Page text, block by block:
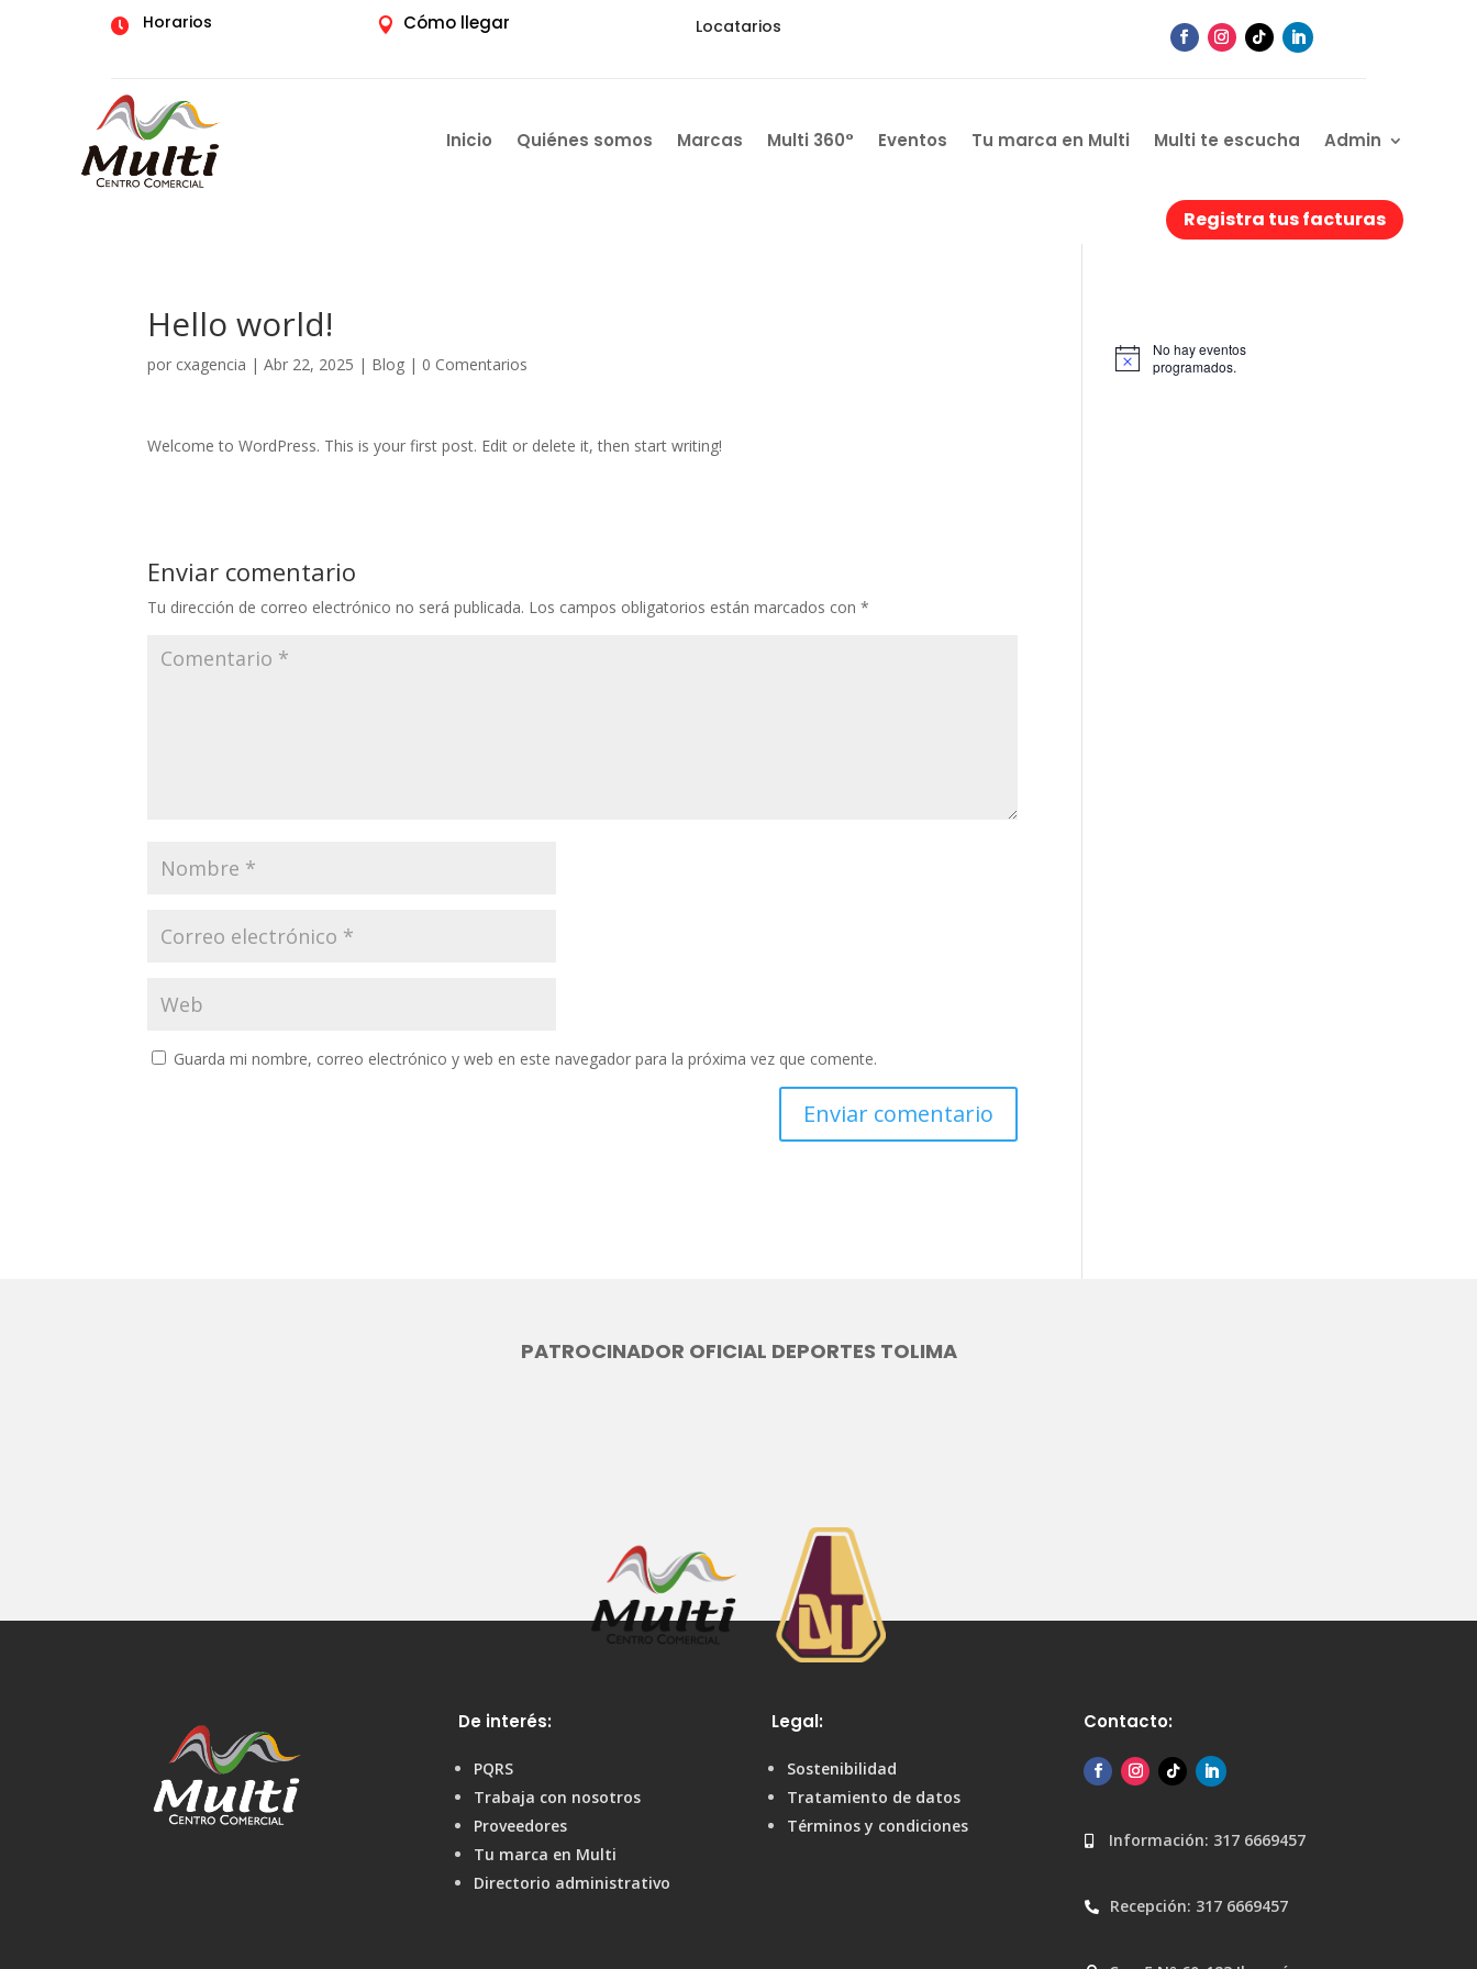
 Horarios  Cómo llegar Locatarios
Inicio Quiénes somos Marcas Multi 360° Eventos Tu marca en Multi Multi te escucha Admin
Registra tus facturas
Hello world!
por cxagencia |Abr 22, 2025 | Blog | 0 Comentarios
Welcome to WordPress. This is your first post. Edit or delete it, then start writing!
Enviar comentario
Tu dirección de correo electrónico no será publicada. Los campos obligatorios están marcados con*
Guarda mi nombre, correo electrónico y web en este navegador para la próxima vez que comente.
A
No hay eventos
programados.
PATROCINADOR OFICIAL DEPORTES TOLIMA
De interés:
PQRS
Trabaja con nosotros
Proveedores
Tu marca en Multi
Directorio administrativo
Legal:
Sostenibilidad
Tratamiento de datos
Términos y condiciones
Contacto:
 Información: 317 6669457
 Recepción: 317 6669457